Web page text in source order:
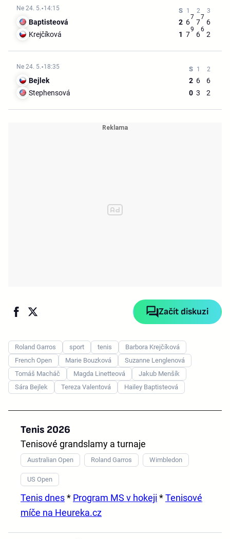
Ne 24. 5. 14:15
Baptisteová 2 6
7
7
7
6
Krejčíková
1 7
9
6
6
2
Ne 24. 5. 18:35
Bejlek 2 6
6
Stephensová
0 3 2
Začít diskuzi
Roland Garros sport tenis
Barbora Krejčíková
French Open
Marie Bouzková
Suzanne Lenglenová
Tomáš Macháč
Magda Linetteová
Jakub Menšík
Sára Bejlek
Tereza Valentová Hailey Baptisteová
Tenis 2026
Tenisové grandslamy a turnaje
Australian Open Roland Garros Wimbledon
US Open
Tenis dnes* Program MS v hokeji *Tenisové
míče na Heureka.cz